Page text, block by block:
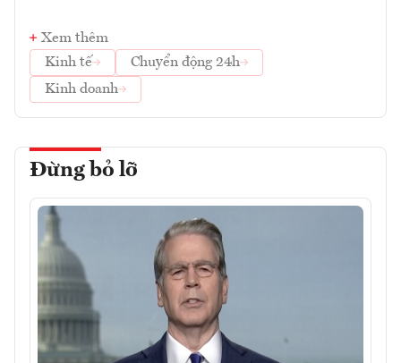
Xem thêm
Kinh tế
Chuyển động 24h
Kinh doanh
Đừng bỏ lỡ